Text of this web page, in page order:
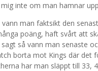
inte om man hamnar
vann man faktsikt den
poäng, haft svårt att
så vann man senaste
borta mot Kings där det
har man släppt till 33,